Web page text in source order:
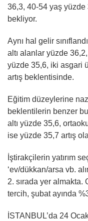
36,3, 40-54 yaş yüzde
bekliyor.
Aynı hal gelir
altı alanlar yüzde
yüzde 35,6, iki asgari
artış beklentisinde.
Eğitim düzeylerine
beklentilerin benzer
altı yüzde 35,6,
ise yüzde 35,7 artış
İştirakçilerin yatırım
‘ev/dükkan/arsa vb.
2. sırada yer almakta.
tercih, şubat ayında
İSTANBUL’da 24